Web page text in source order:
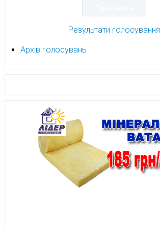
Результати голосування
Архів голосувань